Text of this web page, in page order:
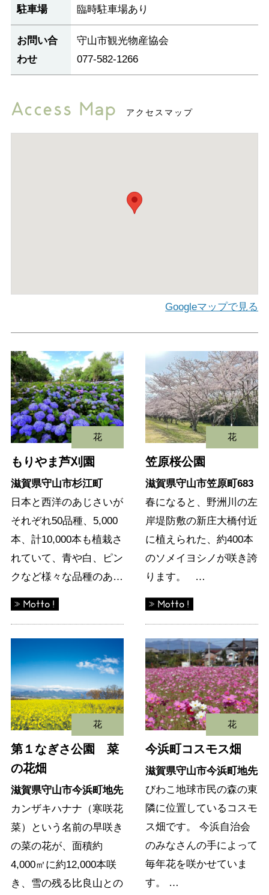
駐車場 臨時駐車場あり
お問い合
わせ
守山市観光物産協会
077-582-1266
Access Map アクセスマップ
Googleマップで見る
花
もりやま芦刈園
滋賀県守山市杉江町
日本と西洋のあじさいが
それぞれ50品種、5,000
本、計10,000本も植栽さ
れていて、青や白、ピン
クなど様々な品種のあ…
花
笠原桜公園
滋賀県守山市笠原町683
春になると、野洲川の左
岸堤防敷の新庄大橋付近
に植えられた、約400本
のソメイヨシノが咲き誇
ります。 …
花
第１なぎさ公園 菜
の花畑
滋賀県守山市今浜町地先
カンザキハナナ（寒咲花
菜）という名前の早咲き
の菜の花が、面積約
4,000㎡に約12,000本咲
き、雪の残る比良山との
花
今浜町コスモス畑
滋賀県守山市今浜町地先
びわこ地球市民の森の東
隣に位置しているコスモ
ス畑です。 今浜自治会
のみなさんの手によって
毎年花を咲かせていま
す。 …